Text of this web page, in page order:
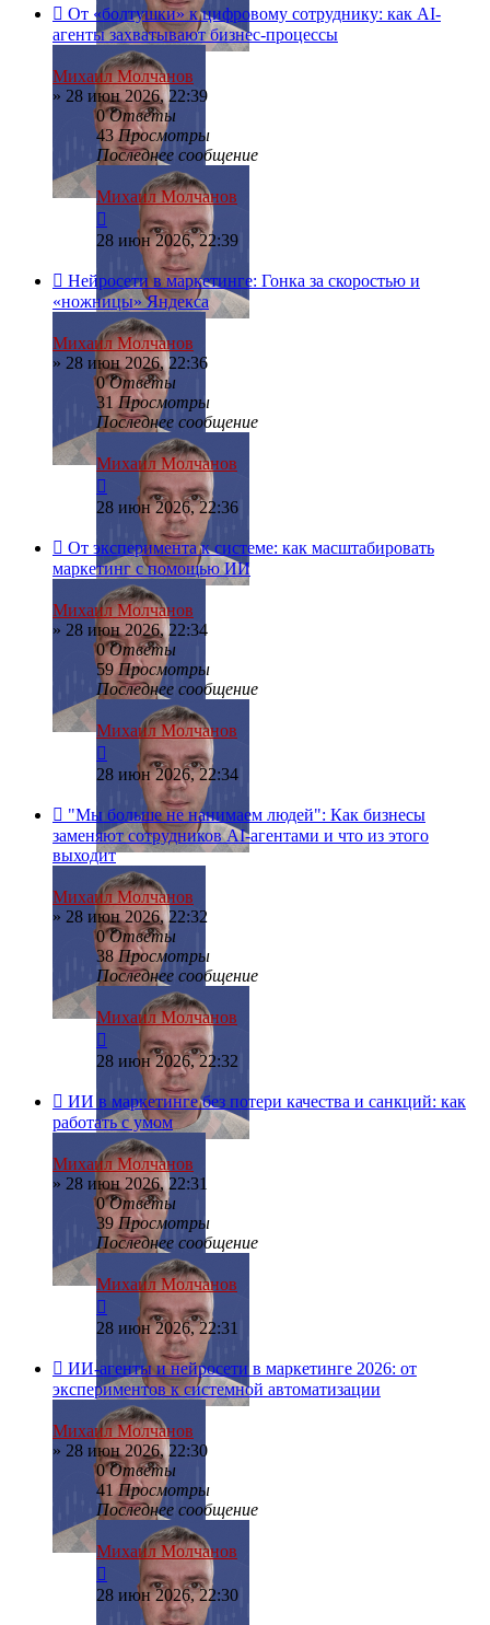
От «болтушки» к цифровому сотруднику: как AI-
агенты захватывают бизнес-процессы
Михаил Молчанов
» 28 июн 2026, 22:39
0Ответы
43Просмотры
Последнее сообщение
Михаил Молчанов
28 июн 2026, 22:39
Нейросети в маркетинге: Гонка за скоростью и
«ножницы» Яндекса
Михаил Молчанов
» 28 июн 2026, 22:36
0Ответы
31Просмотры
Последнее сообщение
Михаил Молчанов
28 июн 2026, 22:36
От эксперимента к системе: как масштабировать
маркетинг с помощью ИИ
Михаил Молчанов
» 28 июн 2026, 22:34
0Ответы
59Просмотры
Последнее сообщение
Михаил Молчанов
28 июн 2026, 22:34
"Мы больше не нанимаем людей": Как бизнесы
заменяют сотрудников AI-агентами и что из этого
выходит
Михаил Молчанов
» 28 июн 2026, 22:32
0Ответы
38Просмотры
Последнее сообщение
Михаил Молчанов
28 июн 2026, 22:32
ИИ в маркетинге без потери качества и санкций: как
работать с умом
Михаил Молчанов
» 28 июн 2026, 22:31
0Ответы
39Просмотры
Последнее сообщение
Михаил Молчанов
28 июн 2026, 22:31
ИИ-агенты и нейросети в маркетинге 2026: от
экспериментов к системной автоматизации
Михаил Молчанов
» 28 июн 2026, 22:30
0Ответы
41Просмотры
Последнее сообщение
Михаил Молчанов
28 июн 2026, 22:30